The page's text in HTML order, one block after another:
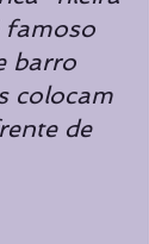
famoso
barro
colocam
de